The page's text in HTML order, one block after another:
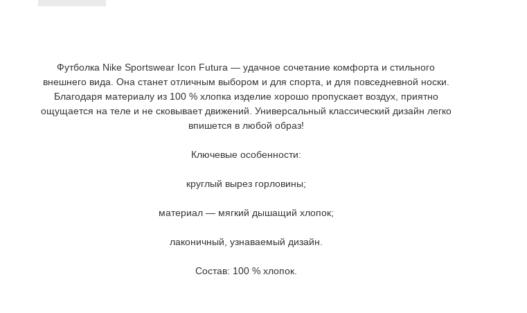
Футболка Nike Sportswear Icon Futura — удачное сочетание комфорта и стильного
внешнего вида. Она станет отличным выбором и для спорта, и для повседневной носки.
Благодаря материалу из 100 % хлопка изделие хорошо пропускает воздух, приятно
ощущается на теле и не сковывает движений. Универсальный классический дизайн легко
впишется в любой образ!
Ключевые особенности:
круглый вырез горловины;
материал — мягкий дышащий хлопок;
лаконичный, узнаваемый дизайн.
Состав: 100 % хлопок.